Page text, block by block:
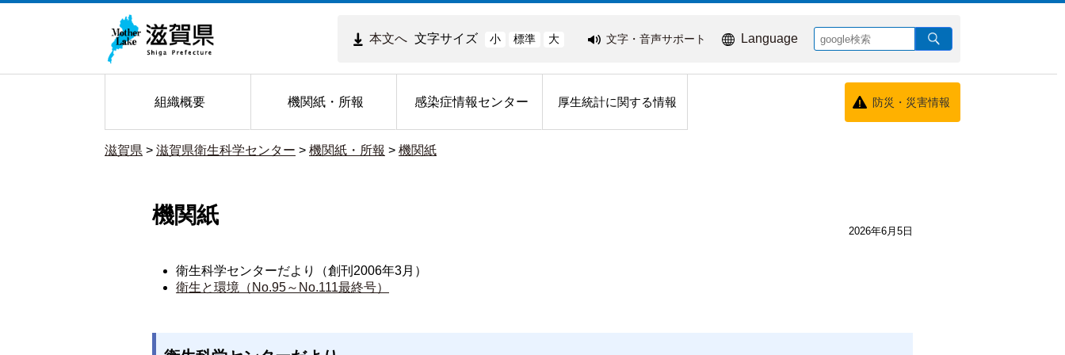
本文へ 文字サイズ 小 標準 大 文字・音声サポート Language
組織概要 機関紙・所報 感染症情報センター 厚生統計に関する情報 防災・災害情報
滋賀県 > 滋賀県衛生科学センター > 機関紙・所報 > 機関紙
機関紙
2026年6月5日
衛生科学センターだより（創刊2006年3月）
衛生と環境（No.95～No.111最終号）